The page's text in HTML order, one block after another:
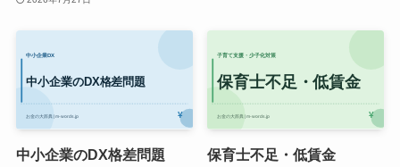
中小企業のDX格差問題 保育士不足・低賃金